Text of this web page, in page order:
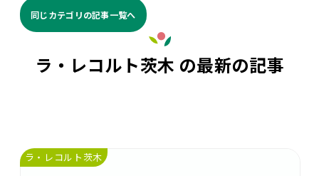
同じカテゴリの記事⼀覧へ
ラ・レコルト茨木 の最新の記事
ラ・レコルト茨木